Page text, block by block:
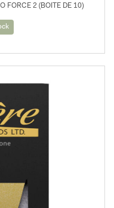
FORCE 2 (BOITE DE 10)